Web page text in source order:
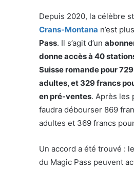
Depuis 2020, la célèbre
Crans-Montana n’est
Pass. Il s’agit d’un
donne accès à 40
Suisse romande pour
adultes, et 329 francs
en pré-ventes. Après les
faudra débourser 869
adultes et 369 francs
Un accord a été trouvé :
du Magic Pass peuvent